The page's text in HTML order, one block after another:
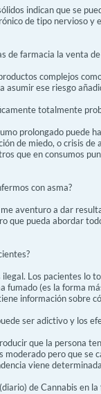
indican que se
de tipo nervioso y
de farmacia la venta
complejos
asumir ese riesgo
totalmente
prolongado puede
de miedo, o crisis
que en consumos
con asma?
aventuro a dar
pueda abordar
Los pacientes lo
(es la forma
información sobre
ser adictivo y los
que la persona
pero que
viene
de Cannabis en